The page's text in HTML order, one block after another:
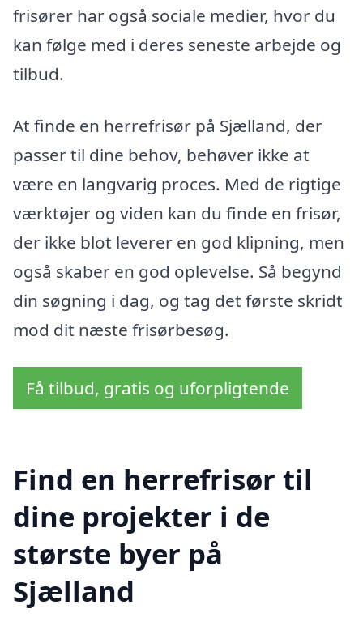
frisører har også sociale medier, hvor du
kan følge med i deres seneste arbejde og
tilbud.
At finde en herrefrisør på Sjælland, der
passer til dine behov, behøver ikke at
være en langvarig proces. Med de rigtige
værktøjer og viden kan du finde en frisør,
der ikke blot leverer en god klipning, men
også skaber en god oplevelse. Så begynd
din søgning i dag, og tag det første skridt
mod dit næste frisørbesøg.
Få tilbud, gratis og uforpligtende
Find en herrefrisør til
dine projekter i de
største byer på
Sjælland